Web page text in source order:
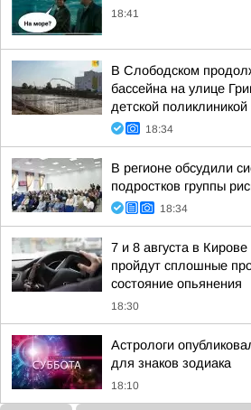
18:41
В Слободском
бассейна на улице
детской поликлиникой
18:34
В регионе обсудили
подростков группы
18:34
7 и 8 августа в
пройдут сплошные
состояние опьянения
18:30
Астрологи
для знаков зодиака
18:10